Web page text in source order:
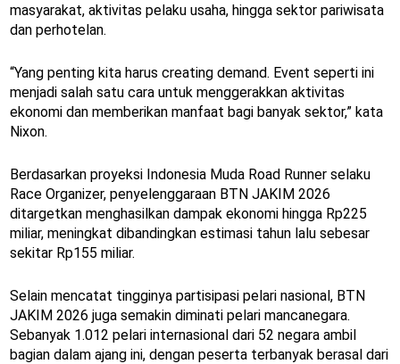
masyarakat, aktivitas pelaku usaha, hingga sektor pariwisata
dan perhotelan.
“Yang penting kita harus creating demand. Event seperti ini
menjadi salah satu cara untuk menggerakkan aktivitas
ekonomi dan memberikan manfaat bagi banyak sektor,” kata
Nixon.
Berdasarkan proyeksi Indonesia Muda Road Runner selaku
Race Organizer, penyelenggaraan BTN JAKIM 2026
ditargetkan menghasilkan dampak ekonomi hingga Rp225
miliar, meningkat dibandingkan estimasi tahun lalu sebesar
sekitar Rp155 miliar.
Selain mencatat tingginya partisipasi pelari nasional, BTN
JAKIM 2026 juga semakin diminati pelari mancanegara.
Sebanyak 1.012 pelari internasional dari 52 negara ambil
bagian dalam ajang ini, dengan peserta terbanyak berasal dari